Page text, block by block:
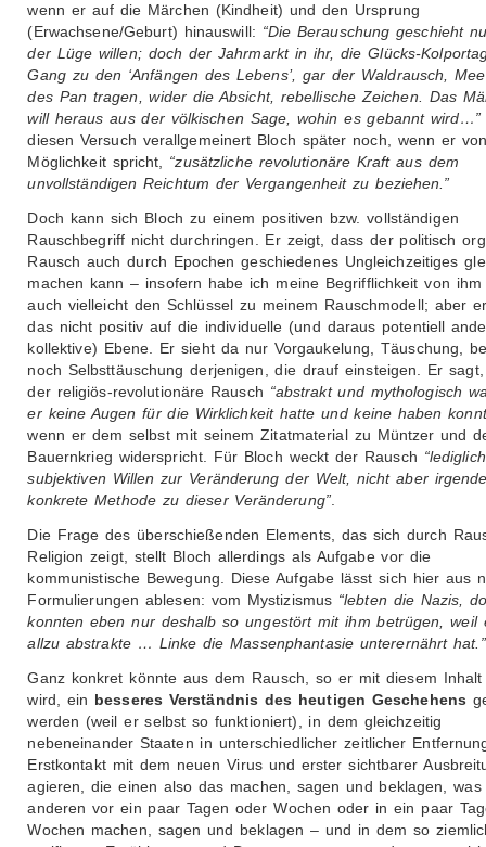
wenn er auf die Märchen (Kindheit) und den Ursprung
(Erwachsene/Geburt) hinauswill: “Die Berauschung geschieht
der Lüge willen; doch der Jahrmarkt in ihr, die Glücks-
Gang zu den ‘Anfängen des Lebens’, gar der Waldrausch,
des Pan tragen, wider die Absicht, rebellische Zeichen. Das
will heraus aus der völkischen Sage, wohin es gebannt wird…”
diesen Versuch verallgemeinert Bloch später noch, wenn er
Möglichkeit spricht, “zusätzliche revolutionäre Kraft aus dem
unvollständigen Reichtum der Vergangenheit zu beziehen.”
Doch kann sich Bloch zu einem positiven bzw. vollständigen
Rauschbegriff nicht durchringen. Er zeigt, dass der politisch
Rausch auch durch Epochen geschiedenes Ungleichzeitiges
machen kann – insofern habe ich meine Begrifflichkeit von ihm
auch vielleicht den Schlüssel zu meinem Rauschmodell; aber
das nicht positiv auf die individuelle (und daraus potentiell
kollektive) Ebene. Er sieht da nur Vorgaukelung, Täuschung,
noch Selbsttäuschung derjenigen, die drauf einsteigen. Er
der religiös-revolutionäre Rausch “abstrakt und mythologisch
er keine Augen für die Wirklichkeit hatte und keine haben
wenn er dem selbst mit seinem Zitatmaterial zu Müntzer und
Bauernkrieg widerspricht. Für Bloch weckt der Rausch
subjektiven Willen zur Veränderung der Welt, nicht aber
konkrete Methode zu dieser Veränderung”.
Die Frage des überschießenden Elements, das sich durch
Religion zeigt, stellt Bloch allerdings als Aufgabe vor die
kommunistische Bewegung. Diese Aufgabe lässt sich hier aus
Formulierungen ablesen: vom Mystizismus “lebten die Nazis,
konnten eben nur deshalb so ungestört mit ihm betrügen, weil
allzu abstrakte … Linke die Massenphantasie unterernährt hat.”
Ganz konkret könnte aus dem Rausch, so er mit diesem Inhalt
wird, ein besseres Verständnis des heutigen Geschehens
werden (weil er selbst so funktioniert), in dem gleichzeitig
nebeneinander Staaten in unterschiedlicher zeitlicher
Erstkontakt mit dem neuen Virus und erster sichtbarer
agieren, die einen also das machen, sagen und beklagen, was
anderen vor ein paar Tagen oder Wochen oder in ein paar
Wochen machen, sagen und beklagen – und in dem so